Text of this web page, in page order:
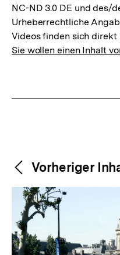
NC-ND 3.0 DE und des/
Urheberrechtliche
Videos finden sich
Sie wollen einen Inhalt
Weitere
Inhalte
Content-
Navigation
Vorheriger